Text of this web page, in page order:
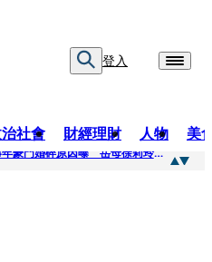
登入
社會 財經理財 人物 美
5566小刀爆離婚台玻千金！14年豪門婚碎原因曝 岳母徐莉玲風暴意外揭家族祕辛